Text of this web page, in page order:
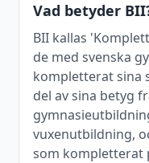
Vad betyder
BII kallas
de med svenska
kompletterat sina
del av sina betyg
vuxenutbildning,
som kompletterat